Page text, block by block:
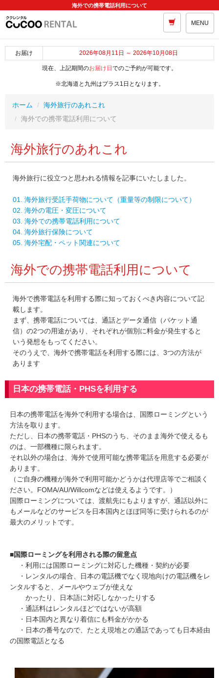
海外での携帯電話利用について
MENU
お届け 2026年08月11日 ～ 2026年10月08日
現在、上記期間のお届け日 でのご予約が可能です。
※北海道と九州はプラス1日となります。
ホーム
海外旅行のあれこれ
海外での携帯電話利用について
海外旅行のあれこれ
海外旅行に役立つと思われる情報を記事にいたしました。
01. 海外旅行受託手荷物について（重量等の制限について）
02. 海外の電圧・変圧について
03. 海外での携帯電話利用について
04. 海外旅行保険について
05. 海外宅配・ペット関連について
海外での携帯電話利用について
海外で携帯電話を利用する際に知っておくべき内容について記
載します。
まず、携帯電話については、通話とデータ通信（パケット通
信）の2つの用途があり、それぞれが個別に料金が発生すると
いう発想をもってください。
そのうえで、海外で携帯電話を利用する際には、3つの方法が
あります
日本の携帯電話・PHSを利用する
日本の携帯電話を海外で利用する場合は、国際ローミングという
方法を取ります。
ただし、日本の携帯電話・PHSのうち、そのまま海外で使えるも
のは、一部機種に限られます。
それ以外の場合は、海外で使用可能な携帯電話を用意する必要が
あります。
（ご自身の機種が海外で利用可能かどうかは代理店等でご相談く
ださい。FOMA/AU/Willcomなどは使えるようです。）
国際ローミングについては、渡航先にもよりますが、通話以外に
もメールなどのサービスを日本国内とほぼ同等に受けられるのが
最大のメリットです。
■国際ローミングを利用される際の留意点
・利用には国際ローミングに対応した機種・契約が必要
・レンタルの場合、日本の電話機でなく現地向けの電話機をレ
ンタルすると、メールやウェブが使えな
かったり、日本語に対応しなかったりする
・通話料はレンタルほどではないが高額
・日本国内と異なり着信にも料金がかかる
・日本の番号なので、たとえ現地との通話であっても日本経由
の国際電話となる